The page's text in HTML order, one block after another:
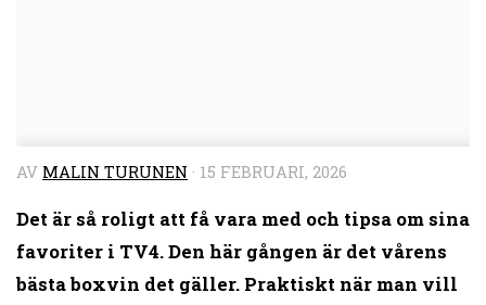
AV MALIN TURUNEN · 15 FEBRUARI, 2026
Det är så roligt att få vara med och tipsa om sina
favoriter i TV4. Den här gången är det vårens
bästa boxvin det gäller. Praktiskt när man vill